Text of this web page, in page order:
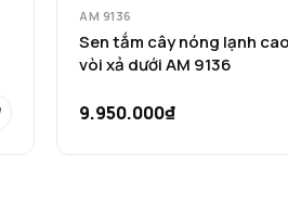
AM 9136
Sen tắm cây nóng lạnh
vòi xả dưới AM 9136
9.950.000₫